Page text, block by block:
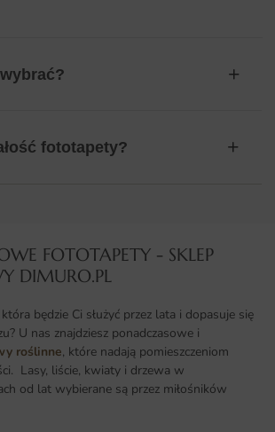
fototapety?
FOTOTAPETY - SKLEP
DIMURO.PL​
będzie Ci służyć przez lata i dopasuje się
U nas znajdziesz ponadczasowe i
roślinne, które nadają pomieszczeniom
Lasy, liście, kwiaty i drzewa w
od lat wybierane są przez miłośników